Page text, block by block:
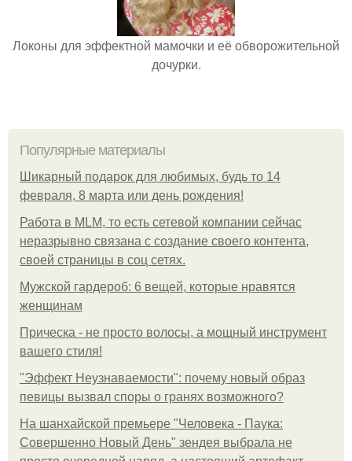
Локоны для эффектной мамочки и её обворожительной
дочурки.
Популярные материалы
Шикарный подарок для любимых, будь то 14
февраля, 8 марта или день рождения!
Работа в MLM, то есть сетевой компании сейчас
неразрывно связана с создание своего контента,
своей страницы в соц сетях.
Мужской гардероб: 6 вещей, которые нравятся
женщинам
Прическа - не просто волосы, а мощный инструмент
вашего стиля!
"Эффект Неузнаваемости": почему новый образ
певицы вызвал споры о гранях возможного?
На шанхайской премьере "Человека - Паука:
Совершенно Новый День" зендея выбрала не